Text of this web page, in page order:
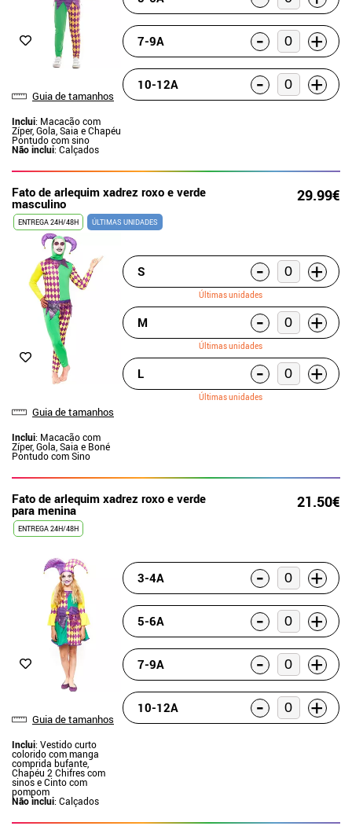
Guia de tamanhos
Inclui: Macacão com
Zíper, Gola, Saia e Chapéu
Pontudo com sino
Não inclui: Calçados
7-9A - +
10-12A - +
Fato de arlequim xadrez roxo e verde
masculino 29.99€
ENTREGA 24H/48H ÚLTIMAS UNIDADES
Guia de tamanhos
Inclui: Macacão com
Zíper, Gola, Saia e Boné
Pontudo com Sino
S - +
Últimas unidades
M - +
Últimas unidades
L - +
Últimas unidades
Fato de arlequim xadrez roxo e verde
para menina 21.50€
ENTREGA 24H/48H
Guia de tamanhos
Inclui: Vestido curto
colorido com manga
comprida bufante,
Chapéu 2 Chifres com
sinos e Cinto com
pompom
Não inclui: Calçados
3-4A - +
5-6A - +
7-9A - +
10-12A - +